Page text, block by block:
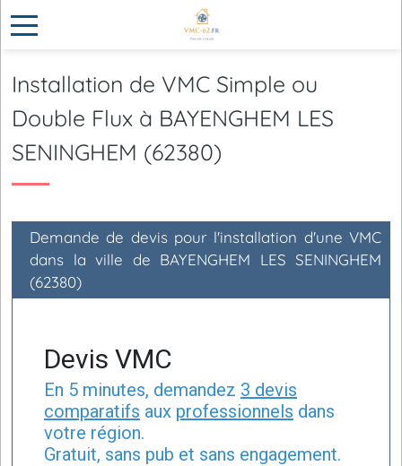
Installation de VMC Simple ou
Double Flux à BAYENGHEM LES
SENINGHEM (62380)
Demande de devis pour l'installation d'une VMC
dans la ville de BAYENGHEM LES SENINGHEM
(62380)
Devis VMC
En 5 minutes, demandez 3 devis
comparatifs aux professionnels dans
votre région.
Gratuit, sans pub et sans engagement.